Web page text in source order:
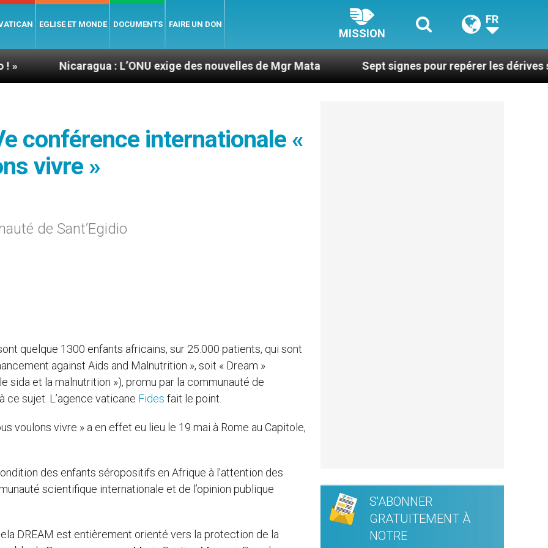
EGLISE ET MONDE DOCUMENTS FAIRE UN DON
MISSION
FR
: L’ONU exige des nouvelles de Mgr Mata Sept signes pour repérer les dérives sectaires du
conférence internationale «
vivre »
de Sant’Egidio
quelque 1300 enfants africains, sur 25.000 patients, qui sont
against Aids and Malnutrition », soit « Dream »
et la malnutrition »), promu par la communauté de
ce sujet. L’agence vaticane Fides fait le point.
voulons vivre » a en effet eu lieu le 19 mai à Rome au Capitole,
des enfants séropositifs en Afrique à l’attention des
scientifique internationale et de l’opinion publique
DREAM est entièrement orienté vers la protection de la
S'ABONNER
GRATUITEMENT À
NOTRE